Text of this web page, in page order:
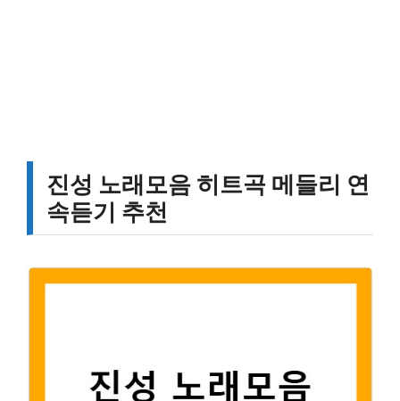
진성 노래모음 히트곡 메들리 연
속듣기 추천